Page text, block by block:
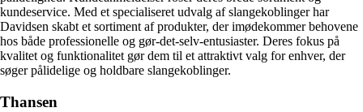
kundeservice. Med et specialiseret udvalg af slangekoblinger har
Davidsen skabt et sortiment af produkter, der imødekommer behovene
hos både professionelle og gør-det-selv-entusiaster. Deres fokus på
kvalitet og funktionalitet gør dem til et attraktivt valg for enhver, der
søger pålidelige og holdbare slangekoblinger.
Thansen